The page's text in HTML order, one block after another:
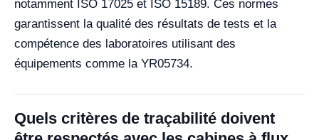
notamment ISO 17025 et ISO 15189. Ces normes
garantissent la qualité des résultats de tests et la
compétence des laboratoires utilisant des
équipements comme la YR05734.
Quels critères de traçabilité doivent